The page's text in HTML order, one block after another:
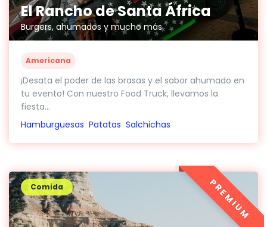
El Rancho de Santa África
Burgers, ahumados y mucho más
Americana
¡Desata el poder de las brasas y el sabor ahumado en
tu evento! Con nuestro Food Truck, llevamos la
fiesta...
Hamburguesas Patatas Salchichas
Comida PREMIUM